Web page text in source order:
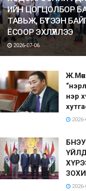
ИЙН ЦОГЦОЛБОР
ТАВЬЖ, БҮТЭЭН
ЁСООР ЭХЛҮҮЛЛЭЭ
2026-07-06
нэр
2026-
2026-